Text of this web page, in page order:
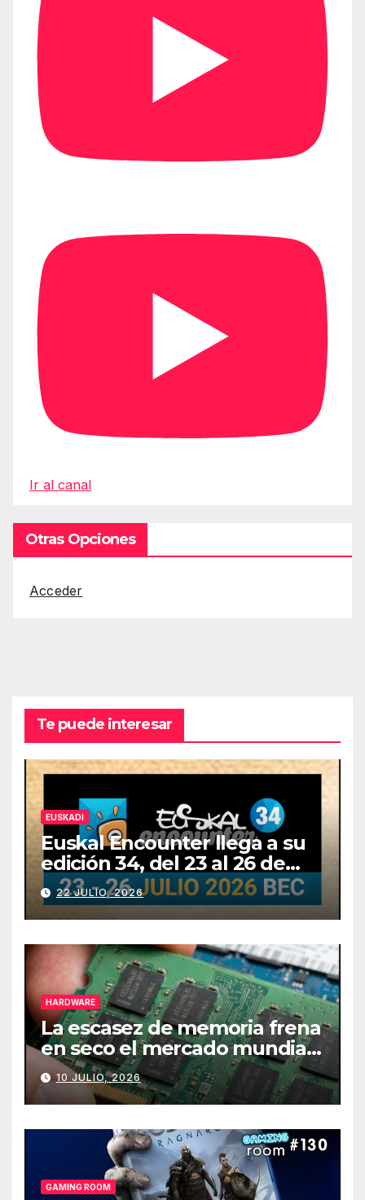
Ir al canal
Otras Opciones
Acceder
Te puede interesar
EUSKADI
Euskal Encounter llega a su
edición 34, del 23 al 26 de
julio
22 JULIO, 2026
HARDWARE
La escasez de memoria frena
en seco el mercado mundial
de PCs
10 JULIO, 2026
GAMING ROOM